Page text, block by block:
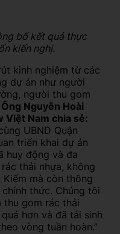
bố kết quả thực
kiến nghị.
kinh nghiệm từ các
dự án như người
người thu gom
Ông Nguyễn Hoài
Việt Nam chia sẻ:
UBND Quận
triển khai dự án
huy động và đa
thải nhựa, không
Kiếm mà còn thông
thức. Chúng tôi
thu gom rác thải
hơn và đã tái sinh
vòng tuần hoàn.”